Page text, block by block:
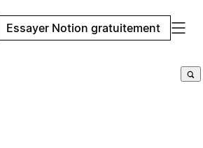
Essayer Notion gratuitement